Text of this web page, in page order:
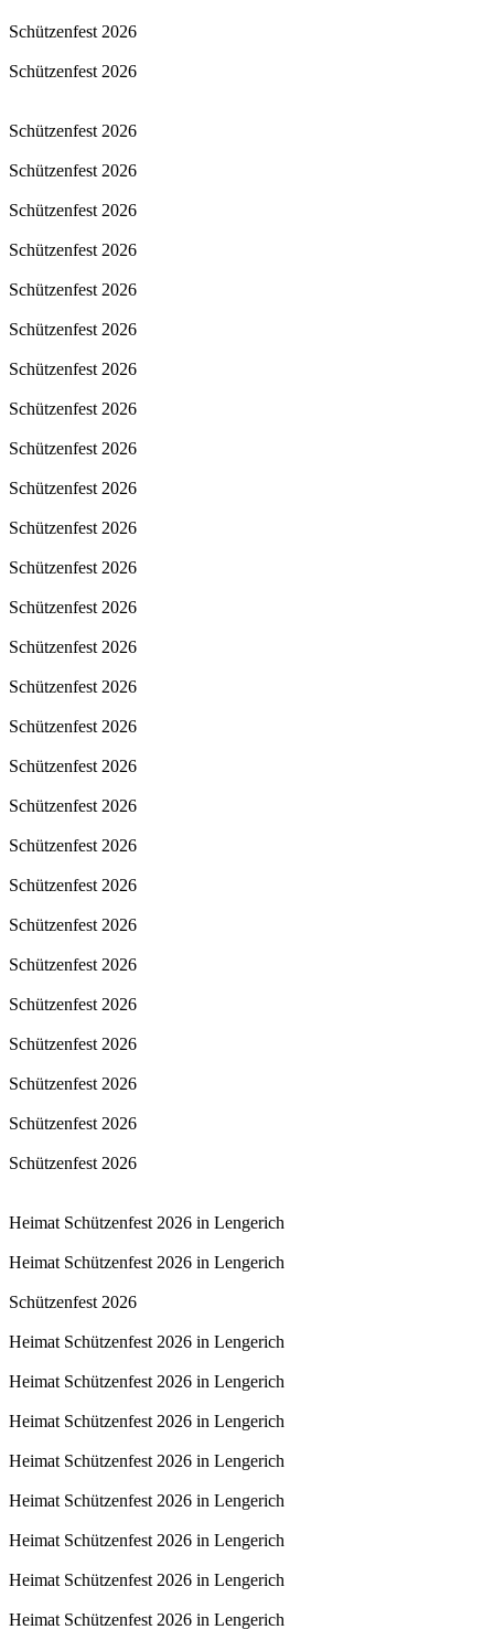
Schützenfest 2026
Schützenfest 2026
Schützenfest 2026
Schützenfest 2026
Schützenfest 2026
Schützenfest 2026
Schützenfest 2026
Schützenfest 2026
Schützenfest 2026
Schützenfest 2026
Schützenfest 2026
Schützenfest 2026
Schützenfest 2026
Schützenfest 2026
Schützenfest 2026
Schützenfest 2026
Schützenfest 2026
Schützenfest 2026
Schützenfest 2026
Schützenfest 2026
Schützenfest 2026
Schützenfest 2026
Schützenfest 2026
Schützenfest 2026
Schützenfest 2026
Schützenfest 2026
Schützenfest 2026
Schützenfest 2026
Schützenfest 2026
Heimat Schützenfest 2026 in Lengerich
Heimat Schützenfest 2026 in Lengerich
Schützenfest 2026
Heimat Schützenfest 2026 in Lengerich
Heimat Schützenfest 2026 in Lengerich
Heimat Schützenfest 2026 in Lengerich
Heimat Schützenfest 2026 in Lengerich
Heimat Schützenfest 2026 in Lengerich
Heimat Schützenfest 2026 in Lengerich
Heimat Schützenfest 2026 in Lengerich
Heimat Schützenfest 2026 in Lengerich